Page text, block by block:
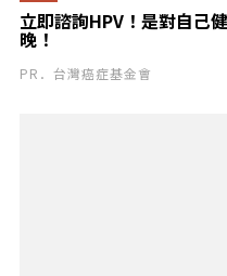
立即諮詢HPV！是對自己
晚！
PR．台灣癌症基金會